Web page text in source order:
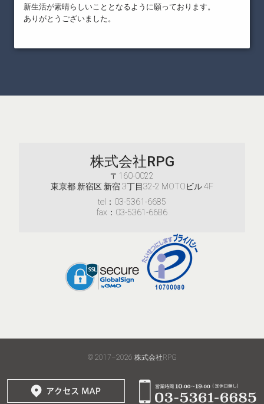
新生活が素晴らしいこととなるように願っております。
ありがとうございました。
株式会社RPG
〒160-0022
東京都 新宿区 新宿 3丁目32-2 MOTOビル 4F
tel：03-5361-6685
fax：03-5361-6686
© 2017–2026 株式会社RPG